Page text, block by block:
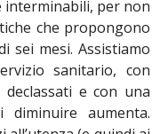
interminabili, per non
che propongono
sei mesi. Assistiamo
sanitario, con
e con una
diminuire aumenta.